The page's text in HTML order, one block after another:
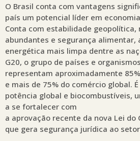
O Brasil conta com vantagens
país um potencial líder em
Conta com estabilidade geopolítica,
abundantes e segurança alimentar,
energética mais limpa dentre as
G20, o grupo de países e
representam aproximadamente
e mais de 75% do comércio global.
potência global e biocombustíveis,
a se fortalecer com
a aprovação recente da nova Lei do
que gera segurança jurídica ao